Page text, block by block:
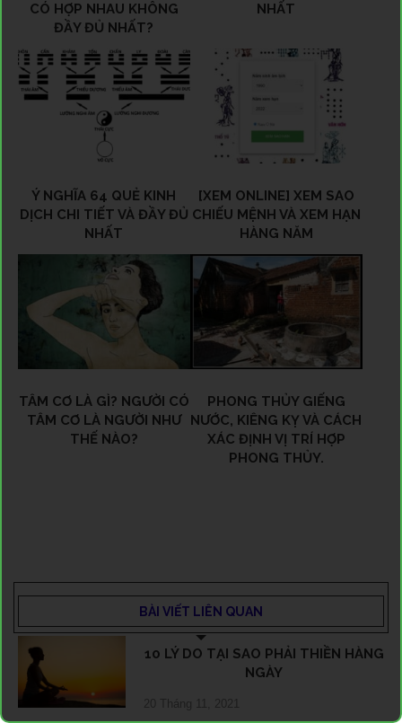
CÓ HỢP NHAU KHÔNG
ĐẦY ĐỦ NHẤT?
NHẤT
Ý NGHĨA 64 QUẺ KINH
DỊCH CHI TIẾT VÀ ĐẦY ĐỦ
NHẤT
[XEM ONLINE] XEM SAO
CHIẾU MỆNH VÀ XEM HẠN
HÀNG NĂM
TÂM CƠ LÀ GÌ? NGƯỜI CÓ
TÂM CƠ LÀ NGƯỜI NHƯ
THẾ NÀO?
PHONG THỦY GIẾNG
NƯỚC, KIÊNG KỴ VÀ CÁCH
XÁC ĐỊNH VỊ TRÍ HỢP
PHONG THỦY.
BÀI VIẾT LIÊN QUAN
10 LÝ DO TẠI SAO PHẢI THIỀN HÀNG
NGÀY
20 Tháng 11, 2021